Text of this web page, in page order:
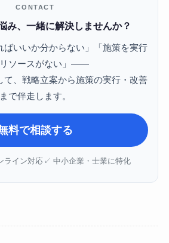
CONTACT
み、一緒に解決しませんか？
ばいいか分からない」「施策を実行
ソースがない」——
て、戦略立案から施策の実行・改善
まで伴走します。
料で相談する
ライン対応 ✓ 中小企業・士業に特化